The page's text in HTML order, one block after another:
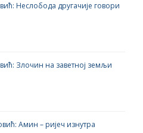
Неслобода другачије говори
Злочин на заветној земљи
Амин – ријеч изнутра